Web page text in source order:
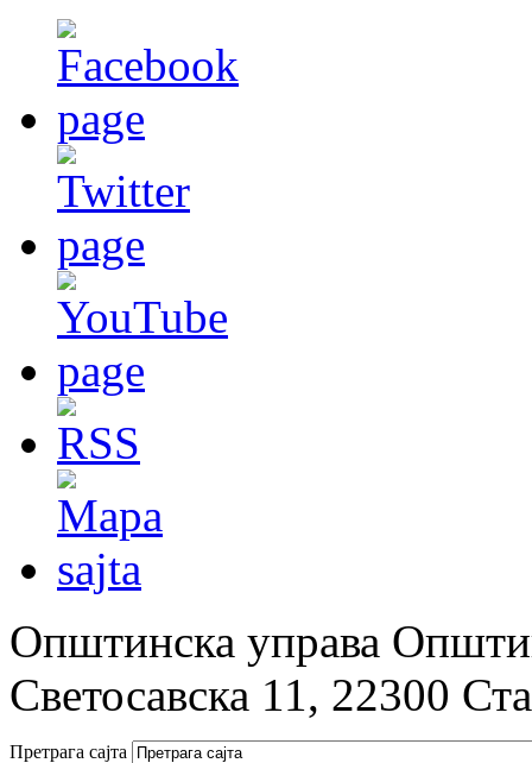
Општинска управа
Светосавска 11, 22300
Претрага сајта